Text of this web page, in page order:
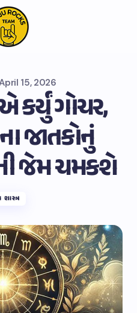
15, 2026
કર્યું ગોચર,
જાતકોનું
જેમ ચમકશે